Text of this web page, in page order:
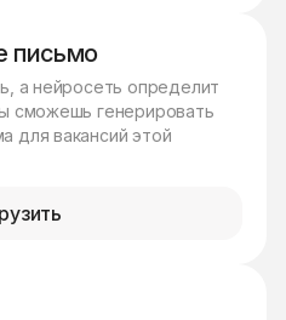
письмо
а нейросеть определит
сможешь генерировать
для вакансий этой